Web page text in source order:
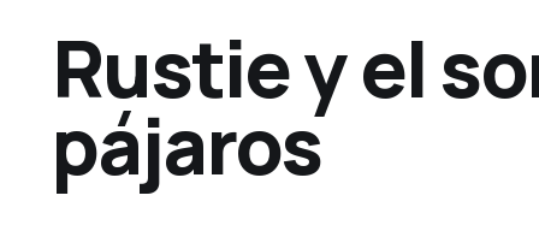
Rustie y el
pájaros